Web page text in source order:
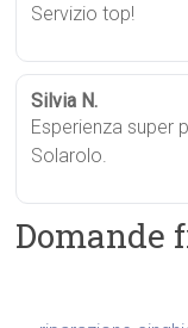
Servizio top!
Silvia N.
Esperienza super
Solarolo.
Domande